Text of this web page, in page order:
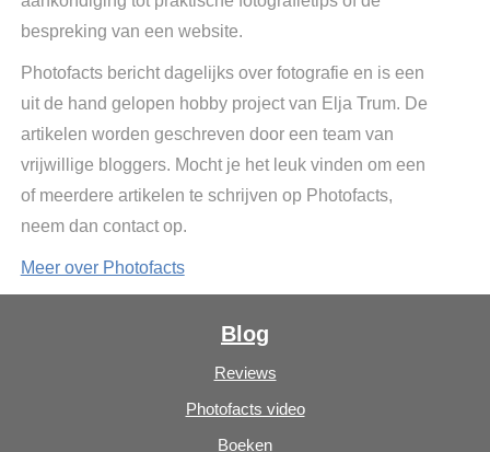
bespreking van een website.
Photofacts bericht dagelijks over fotografie en is een
uit de hand gelopen hobby project van Elja Trum. De
artikelen worden geschreven door een team van
vrijwillige bloggers. Mocht je het leuk vinden om een
of meerdere artikelen te schrijven op Photofacts,
neem dan contact op.
Meer over Photofacts
Blog
Reviews
Photofacts video
Boeken